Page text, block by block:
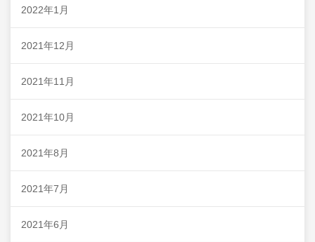
2022年1月
2021年12月
2021年11月
2021年10月
2021年8月
2021年7月
2021年6月